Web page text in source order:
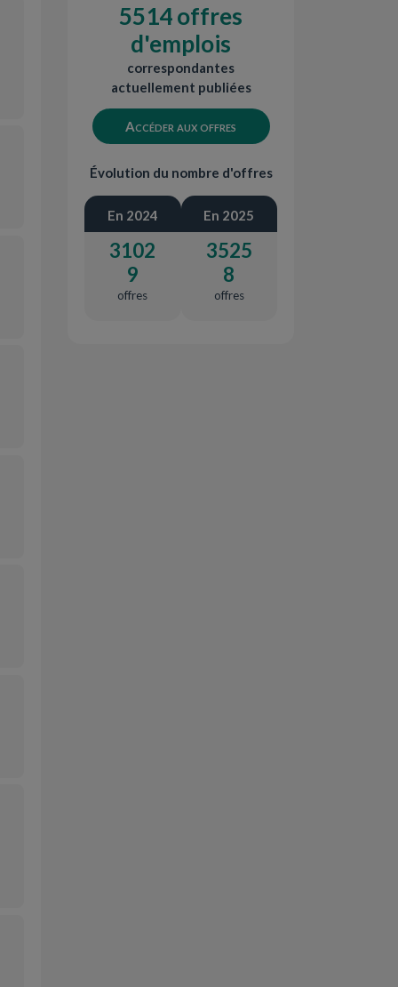
5514 offres
d'emplois
correspondantes
actuellement publiées
Accéder aux offres
Évolution du nombre d'offres
En 2024
3102
9
offres
En 2025
3525
8
offres